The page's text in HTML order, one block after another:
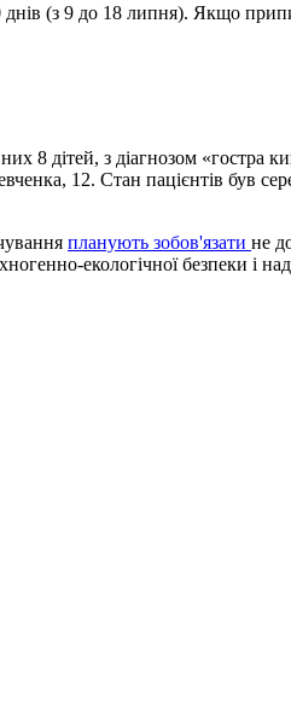
(з 9 до 18 липня). Якщо
8 дітей, з діагнозом «гостра
12. Стан пацієнтів був
планують зобов'язати не
екологічної безпеки і